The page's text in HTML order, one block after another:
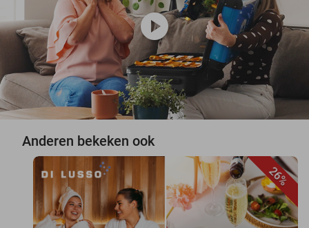
play_circle
Anderen bekeken ook
26%